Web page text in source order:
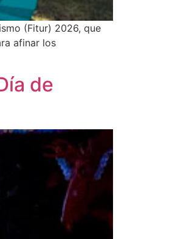
(Fitur) 2026, que
afinar los
de